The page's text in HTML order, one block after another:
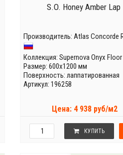
S.O. Honey Amber Lap
Производитель: Atlas Concorde
Коллекция: Supernova Onyx Floor
Размер: 600x1200 мм
Поверхность: лаппатированная
Артикул: 196258
Цена: 4 938 руб/м2
КУПИТЬ